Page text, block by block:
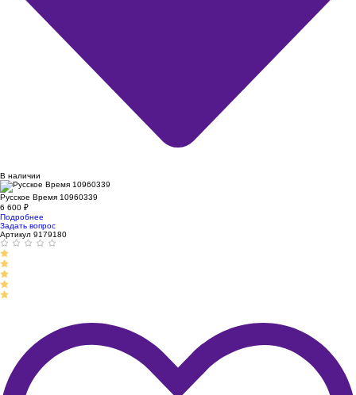
В наличии
Русское Время 10960339
6 600 ₽
Подробнее
Задать вопрос
Артикул 9179180